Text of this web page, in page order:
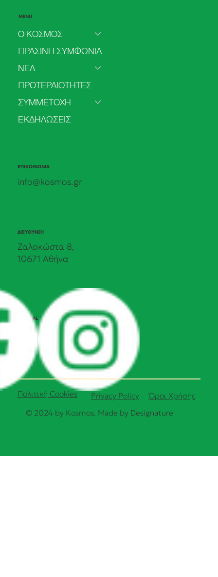
στην άμβλωση
MENU
Ο ΚΟΣΜΟΣ
ΠΡΑΣΙΝΗ ΣΥΜΦΩΝΙΑ
ΝΕΑ
ΠΡΟΤΕΡΑΙΟΤΗΤΕΣ
ΣΥΜΜΕΤΟΧΗ
ΕΚΔΗΛΩΣΕΙΣ
ΕΠΙΚΟΙΝΩΝΙΑ
info@kosmos.gr
ΔΙΕΥΘΥΝΣΗ
Ζαλοκώστα 8,
10671 Αθήνα
SOCIAL
© 2024 by Kosmos. Made by Designature
Πολιτική Cookies Όροι Χρήσης
Privacy Policy